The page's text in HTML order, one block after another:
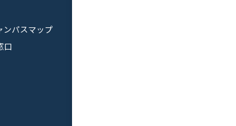
ンパスマップ
口